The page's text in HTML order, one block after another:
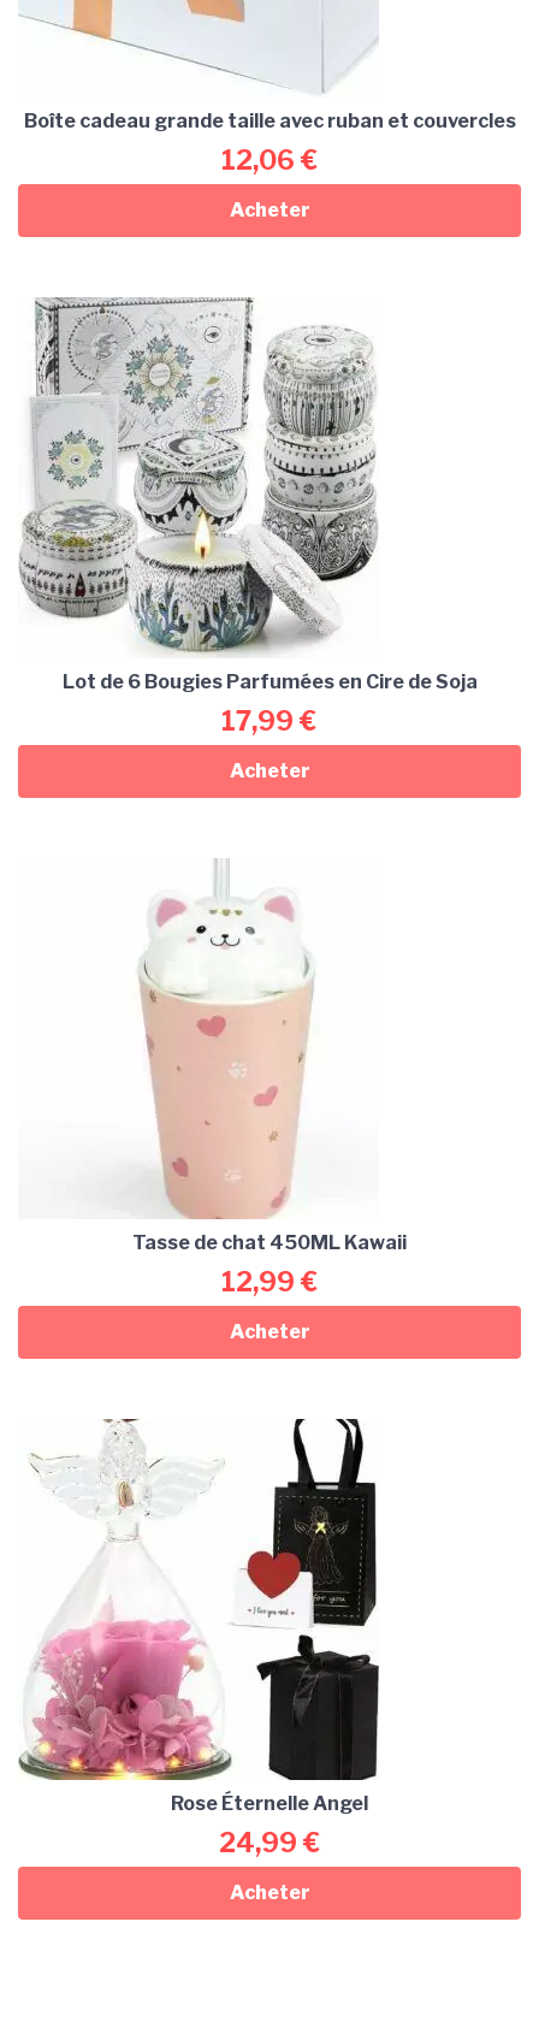
Boîte cadeau grande taille avec ruban et couvercles
12,06 €
Acheter
Lot de 6 Bougies Parfumées en Cire de Soja
17,99 €
Acheter
Tasse de chat 450ML Kawaii
12,99 €
Acheter
Rose Éternelle Angel
24,99 €
Acheter